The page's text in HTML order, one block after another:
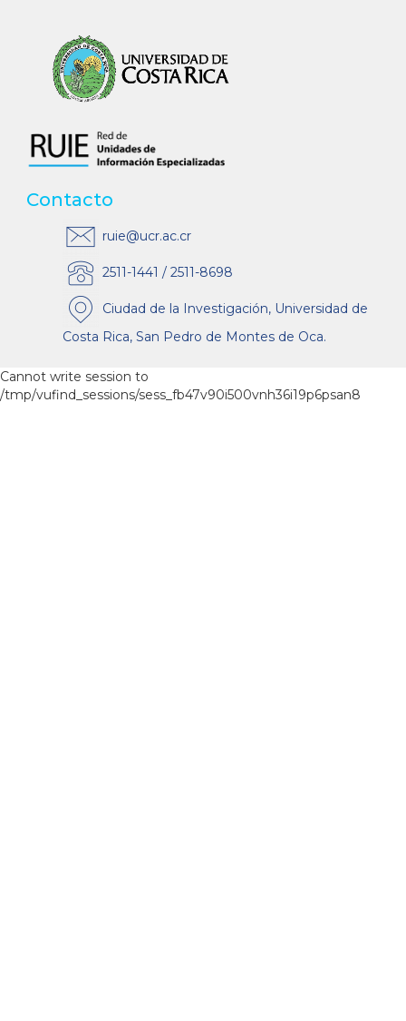
Contacto
ruie@ucr.ac.cr
2511-1441 / 2511-8698
Ciudad de la Investigación, Universidad de
Costa Rica, San Pedro de Montes de Oca.
Cannot write session to
/tmp/vufind_sessions/sess_fb47v90i500vnh36i19p6psan8